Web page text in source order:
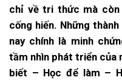
chỉ về tri thức mà còn
cống hiến. Những
nay chính là minh
tầm nhìn phát triển của
biết – Học để làm –